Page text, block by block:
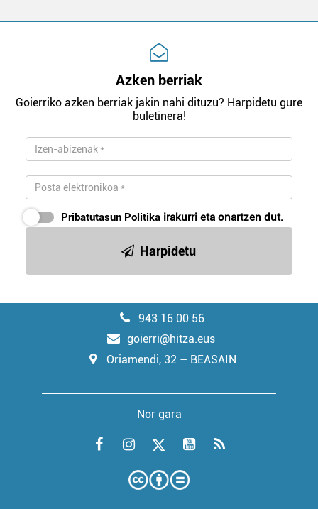
Azken berriak
Goierriko azken berriak jakin nahi dituzu? Harpidetu gure
buletinera!
Pribatutasun Politika irakurri eta onartzen dut.
Harpidetu
943 16 00 56
goierri@hitza.eus
Oriamendi, 32 – BEASAIN
Nor gara